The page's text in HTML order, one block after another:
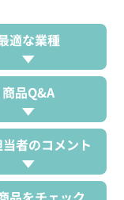
適な業種
商品Q&A
者のコメント